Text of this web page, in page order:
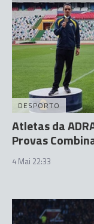
DESPORTO
Atletas da
Provas
4 Mai 22:33